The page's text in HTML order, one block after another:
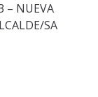
– NUEVA
SA